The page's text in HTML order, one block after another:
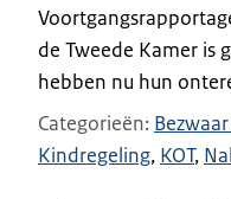
de Tweede Kamer is
hebben nu hun
Categorieën
Kindregeling KOT